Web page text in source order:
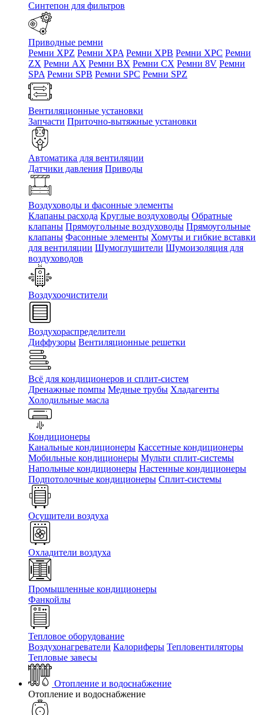
Синтепон для фильтров
Приводные ремни
Ремни XPZ Ремни XPA Ремни XPB Ремни XPC Ремни
ZX Ремни AX Ремни BX Ремни CX Ремни 8V Ремни
SPA Ремни SPB Ремни SPC Ремни SPZ
Вентиляционные установки
Запчасти Приточно-вытяжные установки
Автоматика для вентиляции
Датчики давления Приводы
Воздуховоды и фасонные элементы
Клапаны расхода Круглые воздуховоды Обратные
клапаны Прямоугольные воздуховоды Прямоугольные
клапаны Фасонные элементы Хомуты и гибкие вставки
для вентиляции Шумоглушители Шумоизоляция для
воздуховодов
Воздухоочистители
Воздухораспределители
Диффузоры Вентиляционные решетки
Всё для кондиционеров и сплит-систем
Дренажные помпы Медные трубы Хладагенты
Холодильные масла
Кондиционеры
Канальные кондиционеры Кассетные кондиционеры
Мобильные кондиционеры Мульти сплит-системы
Напольные кондиционеры Настенные кондиционеры
Подпотолочные кондиционеры Сплит-системы
Осушители воздуха
Охладители воздуха
Промышленные кондиционеры
Фанкойлы
Тепловое оборудование
Воздухонагреватели Калориферы Тепловентиляторы
Тепловые завесы
Отопление и водоснабжение
Отопление и водоснабжение